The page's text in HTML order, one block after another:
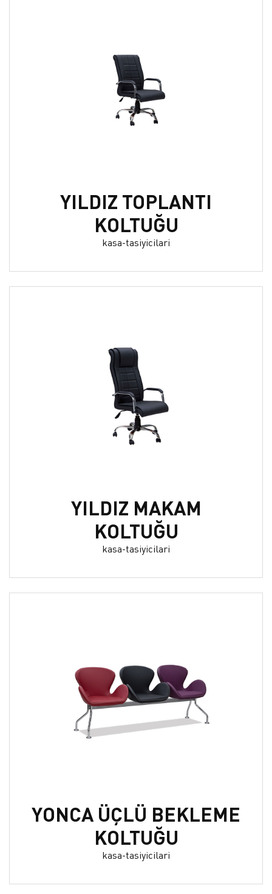
YILDIZ TOPLANTI
KOLTUĞU
kasa-tasiyicilari
YILDIZ MAKAM
KOLTUĞU
kasa-tasiyicilari
YONCA ÜÇLÜ BEKLEME
KOLTUĞU
kasa-tasiyicilari